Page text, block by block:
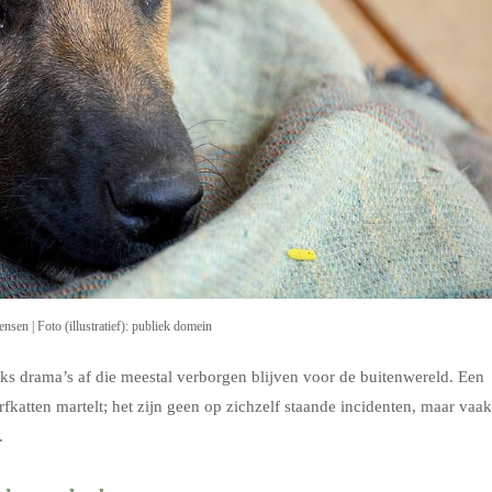
| Foto (illustratief): publiek domein
drama’s af die meestal verborgen blijven voor de buitenwereld. Een
martelt; het zijn geen op zichzelf staande incidenten, maar vaak